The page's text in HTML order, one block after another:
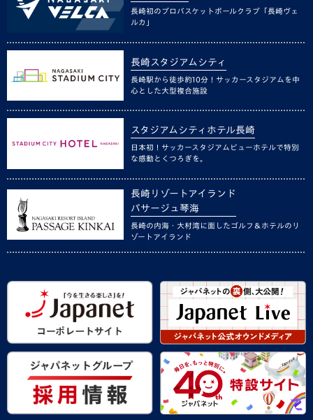
長崎初のプロバスケットボールクラブ「長崎ヴェ
ルカ」
長崎スタジアムシティ
長崎駅から徒歩約10分！サッカースタジアムを中
心とした大型複合施設
スタジアムシティホテル長崎
日本初！サッカースタジアムビューホテルで特別
な感動とくつろぎを。
長崎リゾートアイランド
パサージュ琴海
長崎の内海・大村湾に面したゴルフ＆ホテルのリ
ゾートアイランド